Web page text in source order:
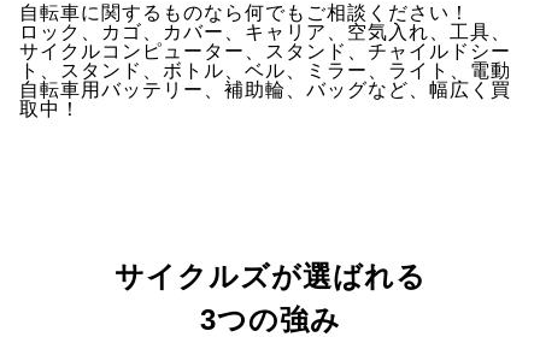
自転車に関するものなら何でもご相談ください！
ロック、カゴ、カバー、キャリア、空気入れ、工具、
サイクルコンピューター、スタンド、チャイルドシー
ト、スタンド、ボトル、ベル、ミラー、ライト、電動
自転車用バッテリー、補助輪、バッグなど、幅広く買
取中！
サイクルズが選ばれる
3つの強み